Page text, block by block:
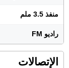
منفذ 3.5 ملم
راديو FM
الإتصالات